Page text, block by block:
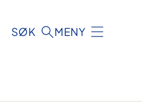
SØK MENY